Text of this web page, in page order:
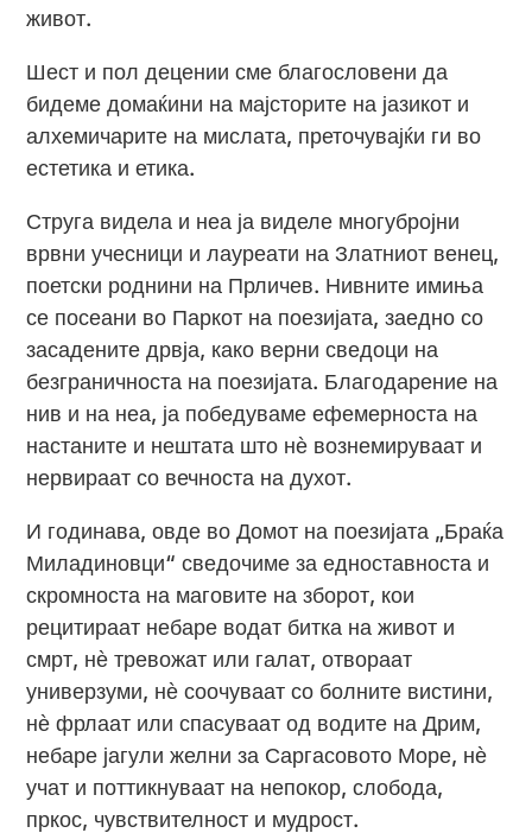
живот.
Шест и пол децении сме благословени да
бидеме домаќини на мајсторите на јазикот и
алхемичарите на мислата, преточувајќи ги во
естетика и етика.
Струга видела и неа ја виделе многубројни
врвни учесници и лауреати на Златниот венец,
поетски роднини на Прличев. Нивните имиња
се посеани во Паркот на поезијата, заедно со
засадените дрвја, како верни сведоци на
безграничноста на поезијата. Благодарение на
нив и на неа, ја победуваме ефемерноста на
настаните и нештата што нѐ вознемируваат и
нервираат со вечноста на духот.
И годинава, овде во Домот на поезијата „Браќа
Миладиновци“ сведочиме за едноставноста и
скромноста на маговите на зборот, кои
рецитираат небаре водат битка на живот и
смрт, нѐ тревожат или галат, отвораат
универзуми, нѐ соочуваат со болните вистини,
нѐ фрлаат или спасуваат од водите на Дрим,
небаре јагули желни за Саргасовото Море, нѐ
учат и поттикнуваат на непокор, слобода,
пркос, чувствителност и мудрост.